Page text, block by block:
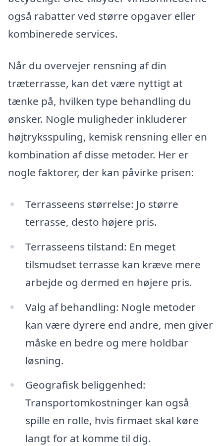
også rabatter ved større opgaver eller
kombinerede services.
Når du overvejer rensning af din
træterrasse, kan det være nyttigt at
tænke på, hvilken type behandling du
ønsker. Nogle muligheder inkluderer
højtryksspuling, kemisk rensning eller en
kombination af disse metoder. Her er
nogle faktorer, der kan påvirke prisen:
Terrasseens størrelse: Jo større
terrasse, desto højere pris.
Terrasseens tilstand: En meget
tilsmudset terrasse kan kræve mere
arbejde og dermed en højere pris.
Valg af behandling: Nogle metoder
kan være dyrere end andre, men giver
måske en bedre og mere holdbar
løsning.
Geografisk beliggenhed:
Transportomkostninger kan også
spille en rolle, hvis firmaet skal køre
langt for at komme til dig.